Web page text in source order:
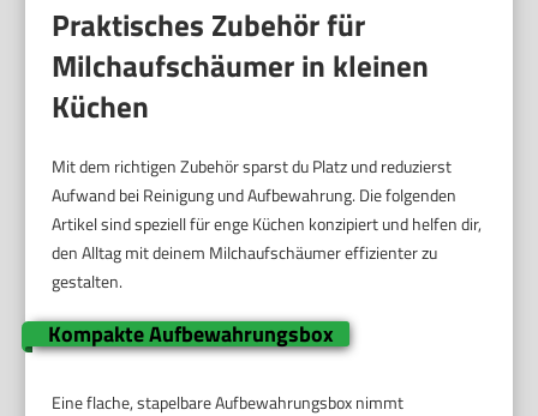
Praktisches Zubehör für
Milchaufschäumer in kleinen
Küchen
Mit dem richtigen Zubehör sparst du Platz und reduzierst
Aufwand bei Reinigung und Aufbewahrung. Die folgenden
Artikel sind speziell für enge Küchen konzipiert und helfen dir,
den Alltag mit deinem Milchaufschäumer effizienter zu
gestalten.
Kompakte Aufbewahrungsbox
Eine flache, stapelbare Aufbewahrungsbox nimmt